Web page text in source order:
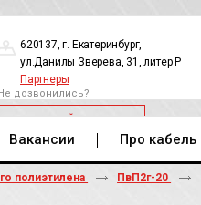
620137, г. Екатеринбург,
ул.Данилы Зверева, 31, литер Р
Партнеры
дозвонились?
ОБРАТНЫЙ ЗВОНОК
Вакансии Про кабель
полиэтилена ПвП2г-20